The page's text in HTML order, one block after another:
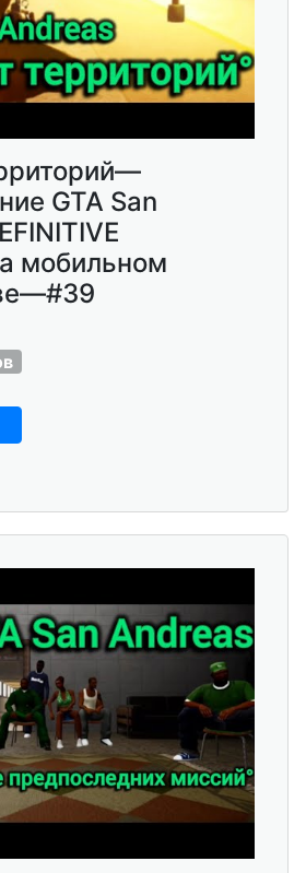
GTA San
мобильном